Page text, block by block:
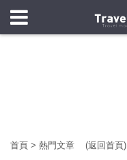
首頁 > 熱門文章 (返回首頁)